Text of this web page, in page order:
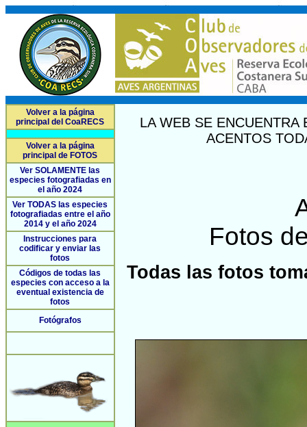
Volver a la página
principal del CoaRECS
Volver a la página
principal de FOTOS
Ver SOLAMENTE las
especies fotografiadas en
el año 2024
Ver TODAS las especies
fotografiadas entre el año
2014 y el año 2024
Instrucciones para
codificar y enviar las
fotos
Códigos de todas las
especies con acceso a la
eventual existencia de
fotos
Fotógrafos
LA WEB SE
ACENTOS
Fotos
Todas las fotos